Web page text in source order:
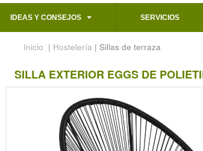
IDEAS Y CONSEJOS SERVICIOS
Inicio | Hostelería | Sillas de terraza
SILLA EXTERIOR EGGS DE